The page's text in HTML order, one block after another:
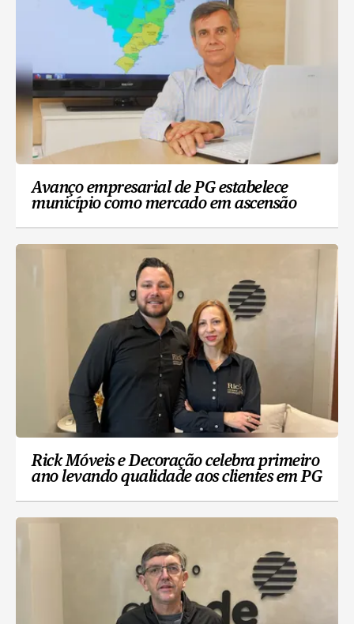
Avanço empresarial de PG estabelece
município como mercado em ascensão
Rick Móveis e Decoração celebra primeiro
ano levando qualidade aos clientes em PG